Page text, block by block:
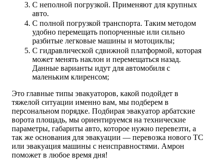
С неполной погрузкой. Применяют для крупных
авто.
С полной погрузкой транспорта. Таким методом
удобно перемещать попорченные или сильно
разбитые легковые машины и мотоциклы;
С гидравлической сдвижной платформой, которая
может менять наклон и перемещаться назад.
Данные варианты идут для автомобиля с
маленьким клиренсом;
Это главные типы эвакуаторов, какой подойдет в
тяжелой ситуации именно вам, мы подберем в
персональном порядке. Подбирая эвакуатор арбатские
ворота площадь, мы ориентируемся на технические
параметры, габариты авто, которое нужно перевезти, а
так же основания для эвакуации — перевозка нового ТС
или эвакуация машины с неисправностями. Амрон
поможет в любое время дня!